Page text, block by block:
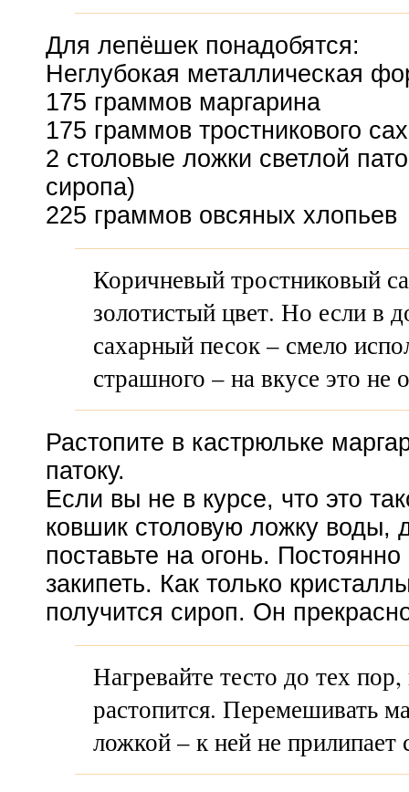
Для лепёшек понадобятся:
Неглубокая металлическая
175 граммов маргарина
175 граммов тростникового
2 столовые ложки светлой
сиропа)
225 граммов овсяных хлопьев
Коричневый тростниковый
золотистый цвет. Но если в
сахарный песок – смело
страшного – на вкусе это не
Растопите в кастрюльке
патоку.
Если вы не в курсе, что это
ковшик столовую ложку воды,
поставьте на огонь.
закипеть. Как только
получится сироп. Он
Нагревайте тесто до тех
растопится. Перемешивать
ложкой – к ней не прилипает